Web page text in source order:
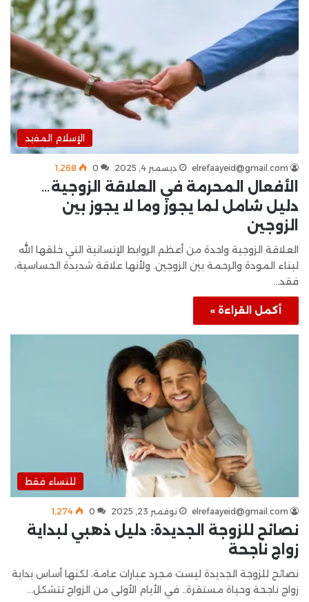
الإسلام المفيد
elrefaayeid@gmail.com ديسمبر 4, 2025 0 1٬268
الأفعال المحرمة في العلاقة الزوجية…
دليل شامل لما يجوز وما لا يجوز بين
الزوجين
العلاقة الزوجية واحدة من أعظم الروابط الإنسانية التي خلقها الله
لبناء المودة والرحمة بين الزوجين. ولأنها علاقة شديدة الحساسية،
فقد…
أكمل القراءة »
للنساء فقط
elrefaayeid@gmail.com نوفمبر 23, 2025 0 1٬274
نصائح للزوجة الجديدة: دليل ذهبي لبداية
زواج ناجحة
نصائح للزوجة الجديدة ليست مجرد عبارات عامة، لكنها أساس بداية
زواج ناجحة وحياة مستقرة.. في الأيام الأولى من الزواج تتشكل…